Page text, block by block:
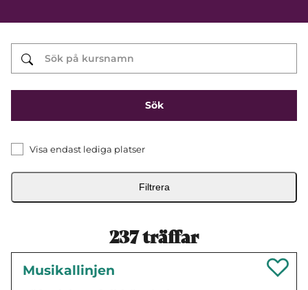
Visa endast lediga platser
Filtrera
237träffar
Musikallinjen